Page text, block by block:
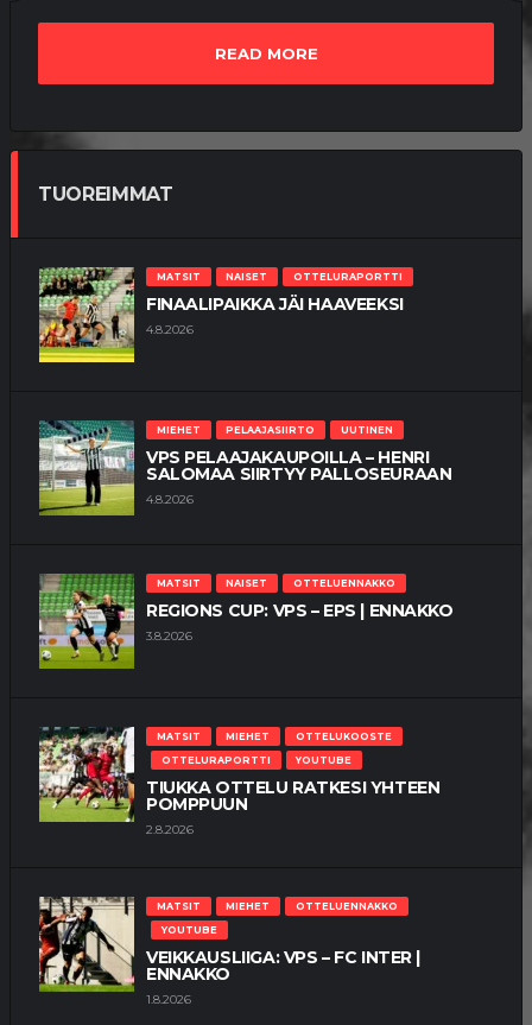
READ MORE
TUOREIMMAT
MATSIT NAISET OTTELURAPORTTI
FINAALIPAIKKA JÄI HAAVEEKSI
4.8.2026
MIEHET PELAAJASIIRTO UUTINEN
VPS PELAAJAKAUPOILLA – HENRI
SALOMAA SIIRTYY PALLOSEURAAN
4.8.2026
MATSIT NAISET OTTELUENNAKKO
REGIONS CUP: VPS – EPS | ENNAKKO
3.8.2026
MATSIT MIEHET
OTTELUKOOSTE
OTTELURAPORTTI
YOUTUBE
TIUKKA OTTELU RATKESI YHTEEN
POMPPUUN
2.8.2026
MATSIT MIEHET
OTTELUENNAKKO
YOUTUBE
VEIKKAUSLIIGA: VPS – FC INTER |
ENNAKKO
1.8.2026